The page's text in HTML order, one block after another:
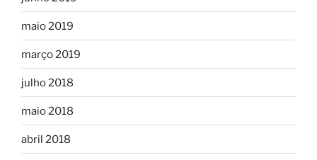
maio 2019
março 2019
julho 2018
maio 2018
abril 2018